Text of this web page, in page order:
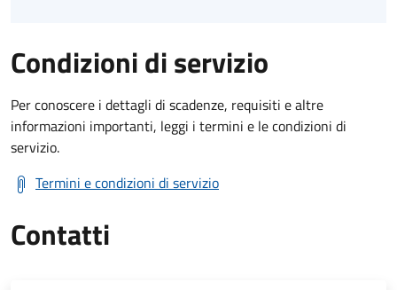
Condizioni di servizio
Per conoscere i dettagli di scadenze, requisiti e altre
informazioni importanti, leggi i termini e le condizioni di
servizio.
Termini e condizioni di servizio
Contatti